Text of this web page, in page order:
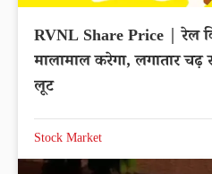
RVNL Share Price | रेल
मालामाल करेगा, लगातार चढ़
लूट
Stock Market